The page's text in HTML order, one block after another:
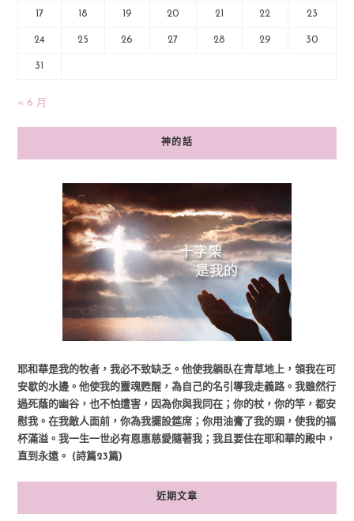
17 18 19 20 21 22 23
24 25 26 27 28 29 30
31
« 6 月
神的話
耶和華是我的牧者，我必不致缺乏。他使我躺臥在青草地上，領我在可
安歇的水邊。他使我的靈魂甦醒，為自己的名引導我走義路。我雖然行
過死蔭的幽谷，也不怕遭害，因為你與我同在；你的杖，你的竿，都安
慰我。在我敵人面前，你為我擺設筵席；你用油膏了我的頭，使我的福
杯滿溢。我一生一世必有恩惠慈愛隨著我；我且要住在耶和華的殿中，
直到永遠。 (詩篇23篇)
近期文章